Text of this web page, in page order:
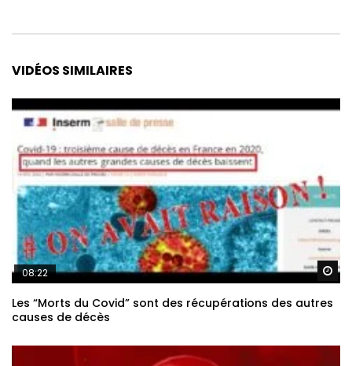
VIDÉOS SIMILAIRES
08:22
Les “Morts du Covid” sont des récupérations des autres
causes de décès